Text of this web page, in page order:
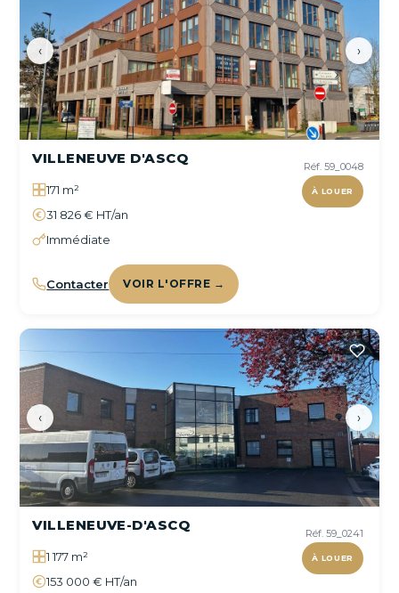
‹ ›
Réf. 59_0048
À LOUER
VILLENEUVE D'ASCQ
171 m²
31 826 € HT/an
Immédiate
Contacter VOIR L'OFFRE →
‹ ›
Réf. 59_0241
À LOUER
VILLENEUVE-D'ASCQ
1 177 m²
153 000 € HT/an